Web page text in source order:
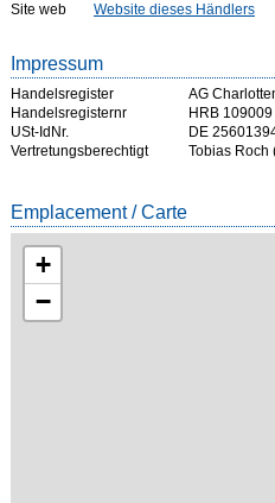
Site web
Website dieses Händlers
Impressum
Handelsregister
AG
Handelsregisternr
HRB 109009
USt-IdNr.
DE
Vertretungsberechtigt
Tobias Roch
Emplacement / Carte
+
−